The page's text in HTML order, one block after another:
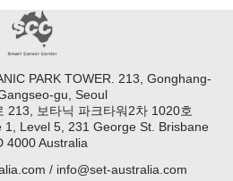
PARK TOWER. 213, Gonghang-
gu, Seoul
213, 보타닉 파크타워2차 1020호
1, Level 5, 231 George St. Brisbane
4000 Australia
/ info@set-australia.com